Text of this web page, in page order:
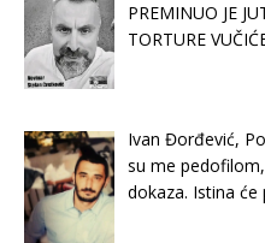
PREMINUO JE
TORTURE
Ivan Đorđević,
su me
dokaza. Istina će